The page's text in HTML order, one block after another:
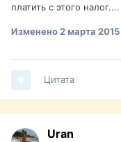
платить с этого налог....
Изменено2 марта 2015
Цитата
Uran